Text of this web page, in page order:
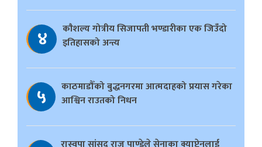
४
काैशल्य गोत्रीय सिजापती भण्डारीका एक जिउँदो
इतिहासको अन्त्य
५
काठमाडौँको बुद्धनगरमा आत्मदाहको प्रयास गरेका
आश्विन राउतको निधन